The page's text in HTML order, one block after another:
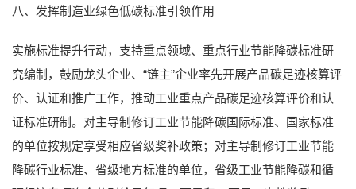
八、发挥制造业绿色低碳标准引领作用
实施标准提升行动，支持重点领域、重点行业节能降碳标准研
究编制，鼓励龙头企业、“链主”企业率先开展产品碳足迹核算评
价、认证和推广工作，推动工业重点产品碳足迹核算评价和认
证标准研制。对主导制修订工业节能降碳国际标准、国家标准
的单位按规定享受相应省级奖补政策；对主导制修订工业节能
降碳行业标准、省级地方标准的单位，省级工业节能降碳和循